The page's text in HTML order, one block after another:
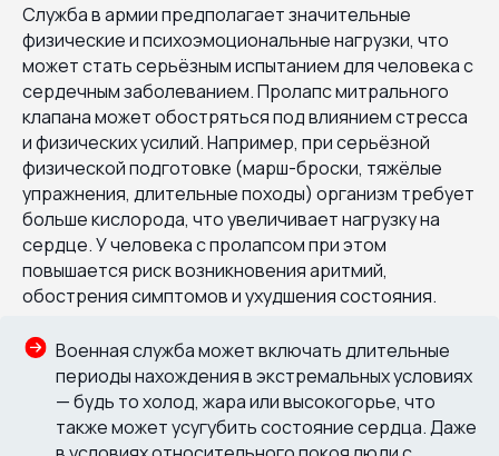
Служба в армии предполагает значительные
физические и психоэмоциональные нагрузки, что
может стать серьёзным испытанием для человека с
сердечным заболеванием. Пролапс митрального
клапана может обостряться под влиянием стресса
и физических усилий. Например, при серьёзной
физической подготовке (марш-броски, тяжёлые
упражнения, длительные походы) организм требует
больше кислорода, что увеличивает нагрузку на
сердце. У человека с пролапсом при этом
повышается риск возникновения аритмий,
обострения симптомов и ухудшения состояния.
Военная служба может включать длительные
периоды нахождения в экстремальных условиях
— будь то холод, жара или высокогорье, что
также может усугубить состояние сердца. Даже